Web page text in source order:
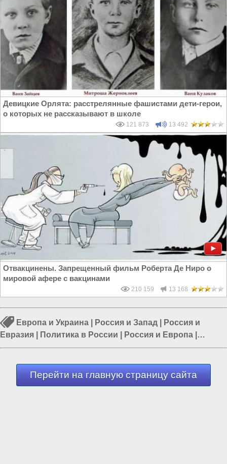
Девицкие Орлята: расстрелянные фашистами дети-герои,
о которых не рассказывают в школе
121 873 13 492
Отвакцинены. Запрещенный фильм Роберта Де Ниро о
мировой афере с вакцинами
210 159 13 168
Европа и Украина Россия и Запад
Россия и
Евразия
Политика в России Россия и Европа
Россия и Украина|Власть в РФ
Перейти на главную страницу сайта